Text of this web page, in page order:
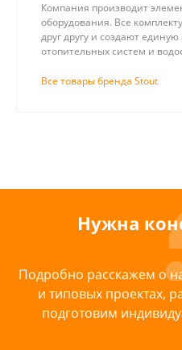
Компания производит
оборудования. Все
друг другу и создают
отопительных систем и
Все товары бренда Stout
Нужна
Подробно расскажем о
и типовых проектах,
подготовим